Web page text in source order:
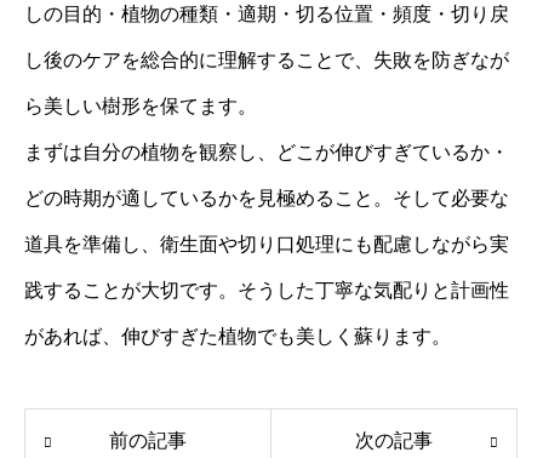
しの目的・植物の種類・適期・切る位置・頻度・切り戻
し後のケアを総合的に理解することで、失敗を防ぎなが
ら美しい樹形を保てます。
まずは自分の植物を観察し、どこが伸びすぎているか・
どの時期が適しているかを見極めること。そして必要な
道具を準備し、衛生面や切り口処理にも配慮しながら実
践することが大切です。そうした丁寧な気配りと計画性
があれば、伸びすぎた植物でも美しく蘇ります。
前の記事 次の記事